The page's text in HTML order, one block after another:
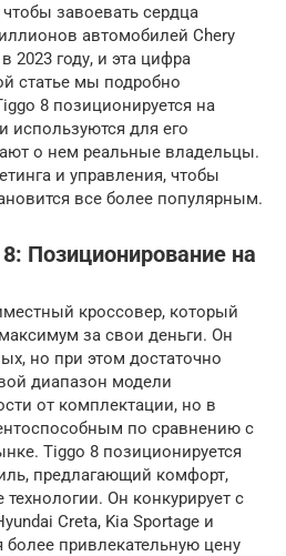
завоевать сердца
автомобилей Chery
2023 году, и эта цифра
статье мы подробно
8 позиционируется на
используются для его
о нем реальные владельцы.
и управления, чтобы
все более популярным.
Позиционирование на
кроссовер, который
за свои деньги. Он
но при этом достаточно
диапазон модели
от комплектации, но в
по сравнению с
Tiggo 8 позиционируется
предлагающий комфорт,
Он конкурирует с
Creta, Kia Sportage и
более привлекательную цену